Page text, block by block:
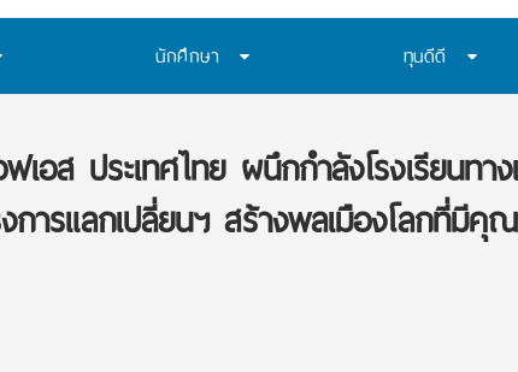
นักศึกษา ทุนดีดี
ฟเอส ประเทศไทย ผนึกกำลังโรงเรียนท
การแลกเปลี่ยนฯ สร้างพลเมืองโลกที่มีคุ